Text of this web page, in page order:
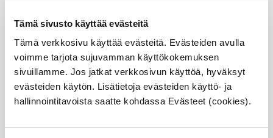
Tämä sivusto käyttää evästeitä
Tämä verkkosivu käyttää evästeitä. Evästeiden avulla
voimme tarjota sujuvamman käyttökokemuksen
sivuillamme. Jos jatkat verkkosivun käyttöä, hyväksyt
evästeiden käytön. Lisätietoja evästeiden käyttö- ja
hallinnointitavoista saatte kohdassa Evästeet (cookies).
Vertailunumerot
Osan vertailunumerot:
12907531783
1290 7 531 783